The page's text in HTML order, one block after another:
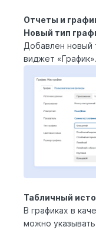
Отчеты и
Новый тип
Добавлен новый
виджет «График».
Табличный
В графиках в
можно